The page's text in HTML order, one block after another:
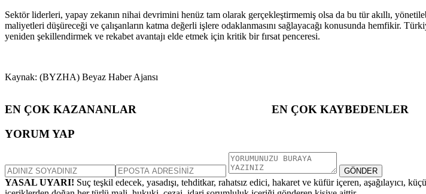
Sektör liderleri, yapay zekanın nihai devrimini henüz tam olarak gerçekleştirmemiş olsa da bu tür akıllı,
maliyetleri düşüreceği ve çalışanların katma değerli işlere odaklanmasını sağlayacağı konusunda hemfikir.
yeniden şekillendirmek ve rekabet avantajı elde etmek için kritik bir fırsat penceresi.
Kaynak: (BYZHA) Beyaz Haber Ajansı
EN ÇOK KAZANANLAR EN ÇOK KAYBEDENLER
YORUM YAP
GÖNDER
YASAL UYARI! Suç teşkil edecek, yasadışı, tehditkar, rahatsız edici, hakaret ve küfür içeren, aşağılayıcı,